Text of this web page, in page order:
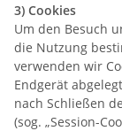
3) Cookies
Um den Besuch
die Nutzung
verwenden wir
Endgerät
nach Schließen
(sog. „Session-